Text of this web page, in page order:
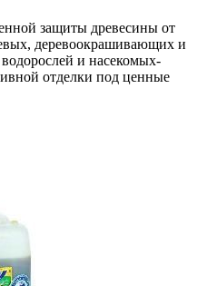
защиты древесины от
деревоокрашивающих и
и насекомых-
отделки под ценные